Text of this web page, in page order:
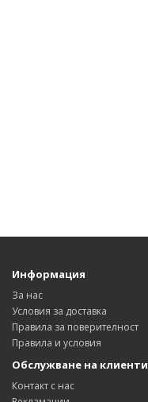
Информация
За нас
Условия за доставка
Правила за поверителност
Правила и условия
Обслужване на клиенти
Контакт с нас